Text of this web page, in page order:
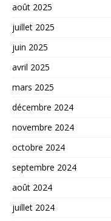
août 2025
juillet 2025
juin 2025
avril 2025
mars 2025
décembre 2024
novembre 2024
octobre 2024
septembre 2024
août 2024
juillet 2024